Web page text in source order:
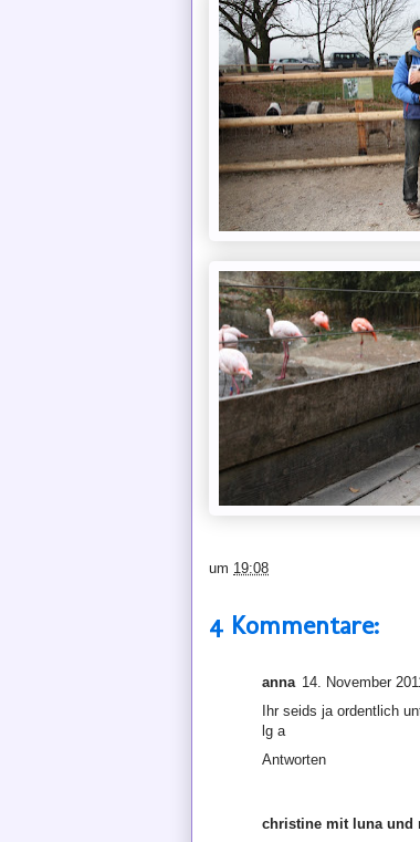
um 19:08
4 Kommentare:
anna 14. November
Ihr seids ja ordentlich
lg a
Antworten
christine mit luna und